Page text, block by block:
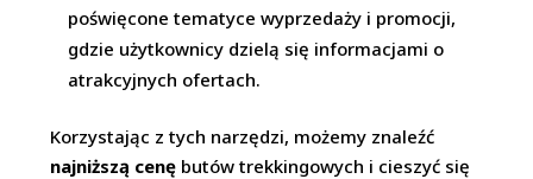
poświęcone tematyce wyprzedaży i promocji,
gdzie użytkownicy dzielą się informacjami o
atrakcyjnych ofertach.
Korzystając z tych narzędzi, możemy znaleźć
najniższą cenę butów trekkingowych i cieszyć się